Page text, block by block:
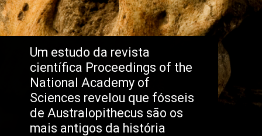
Um estudo da revista
científica Proceedings of the
National Academy of
Sciences revelou que fósseis
de Australopithecus são os
mais antigos da história